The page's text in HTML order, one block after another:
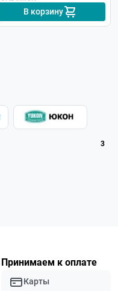
В корзину
3
Принимаем к оплате
Карты